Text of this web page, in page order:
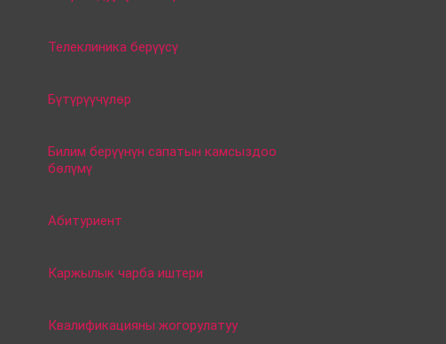
Телеклиника берүүсү
Бүтүрүүчүлөр
Билим берүүнүн сапатын камсыздоо
бөлүмү
Абитуриент
Каржылык чарба иштери
Квалификацияны жогорулатуу